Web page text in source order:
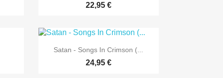
22,95 €
 Vorschau
Satan - Songs In Crimson (...
24,95 €